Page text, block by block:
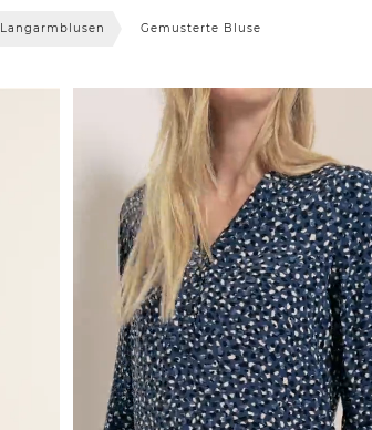
Langarmblusen Gemusterte Bluse